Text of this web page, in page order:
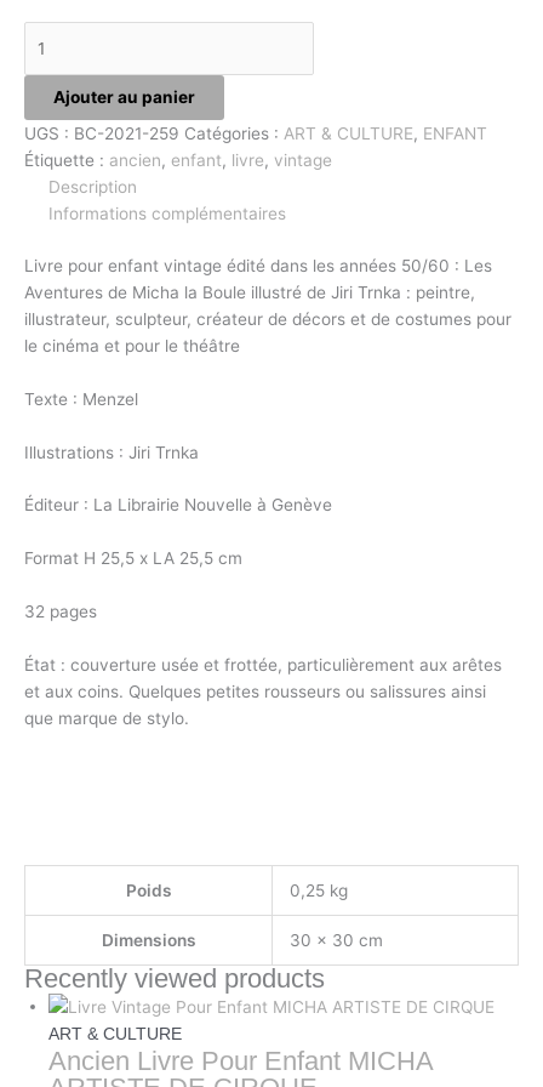
Ajouter au panier
UGS : BC-2021-259 Catégories : ART & CULTURE, ENFANT
Étiquette : ancien, enfant, livre, vintage
Description
Informations complémentaires
Livre pour enfant vintage édité dans les années 50/60 : Les
Aventures de Micha la Boule illustré de Jiri Trnka : peintre,
illustrateur, sculpteur, créateur de décors et de costumes pour
le cinéma et pour le théâtre
Texte : Menzel
Illustrations : Jiri Trnka
Éditeur : La Librairie Nouvelle à Genève
Format H 25,5 x LA 25,5 cm
32 pages
État : couverture usée et frottée, particulièrement aux arêtes
et aux coins. Quelques petites rousseurs ou salissures ainsi
que marque de stylo.
Poids 0,25 kg
Dimensions 30 × 30 cm
Recently viewed products
ART & CULTURE
Ancien Livre Pour Enfant MICHA